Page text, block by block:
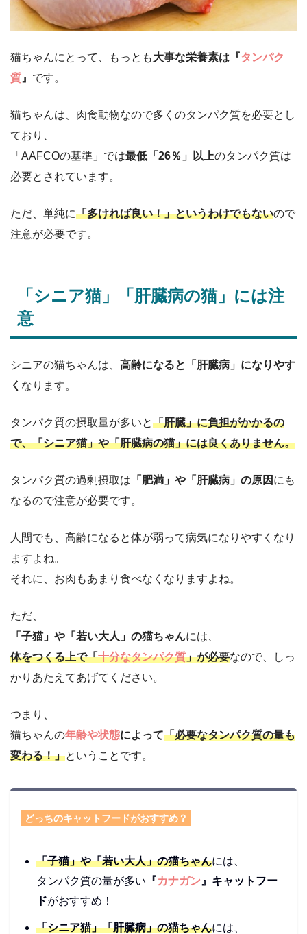
猫ちゃんにとって、もっとも大事な栄養素は『タンパク
質 』 です。
猫ちゃんは、肉食動物なので多くのタンパク質を必要とし
ており、
「AAFCOの基準」では最低「26％」以上のタンパク質は
必要とされています。
ただ、単純に「多ければ良い！」というわけでもないので
注意が必要です。
「シニア猫」「肝臓病の猫」には注
意
シニアの猫ちゃんは、 高齢になると「肝臓病」になりやす
く なります。
タンパク質の摂取量が多いと「肝臓」に負担がかかるの
で、「シニア猫」や「肝臓病の猫」には良くありません。
タンパク質の過剰摂取は 「肥満」や「肝臓病」の原因 にも
なるので注意が必要です。
人間でも、高齢になると体が弱って病気になりやすくなり
ますよね。
それに、お肉もあまり食べなくなりますよね。
ただ、
「子猫」や「若い大人」の猫ちゃんには、
体をつくる上で「十分なタンパク質」が必要なので、しっ
かりあたえてあげてください。
つまり、
猫ちゃんの年齢や状態によって「必要なタンパク質の量も
変わる！」ということです。
どっちのキャットフードがおすすめ？
「子猫」や「若い大人」の猫ちゃんには、
タンパク質の量が多い 『カナガン 』キャットフー
ドがおすすめ！
「シニア猫」「肝臓病」の猫ちゃんには、